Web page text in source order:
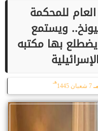
للمحكمة
ويستمع
بها مكتبه
7 شعبان 1445
هـ